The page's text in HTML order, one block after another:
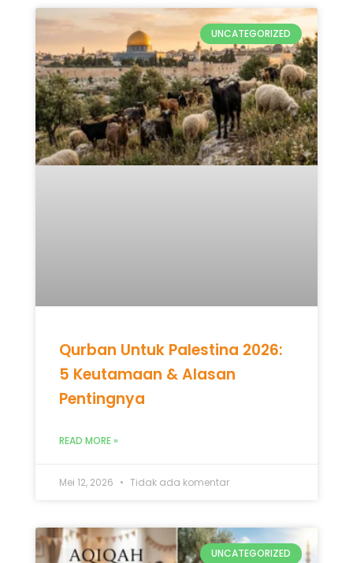
UNCATEGORIZED
Qurban Untuk Palestina 2026:
5 Keutamaan & Alasan
Pentingnya
READ MORE »
Mei 12, 2026 Tidak ada komentar
UNCATEGORIZED